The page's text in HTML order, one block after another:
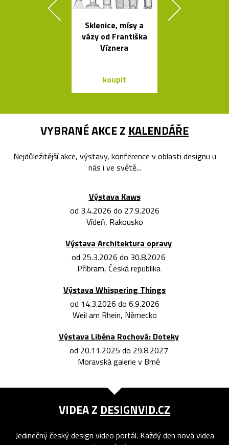
Sklenice, mísy a
vázy od Františka
Víznera
koupit
VYBRANÉ AKCE Z KALENDÁŘE
Nejdůležitější akce, výstavy, konference v oblasti designu u
nás i ve světě...
Výstava Kaws
od 3.4.2026 do 27.9.2026
Vídeň, Rakousko
Výstava Architektura opravy
od 25.3.2026 do 30.8.2026
Příbram, Česká republika
Výstava Whispering Things
od 14.3.2026 do 6.9.2026
Weil am Rhein, Německo
Výstava Liběna Rochová: Doteky
od 20.11.2025 do 29.8.2027
Moravská galerie v Brně
VIDEA Z DESIGNVID.CZ
Jedinečný český design video portál. Každý den nová videa